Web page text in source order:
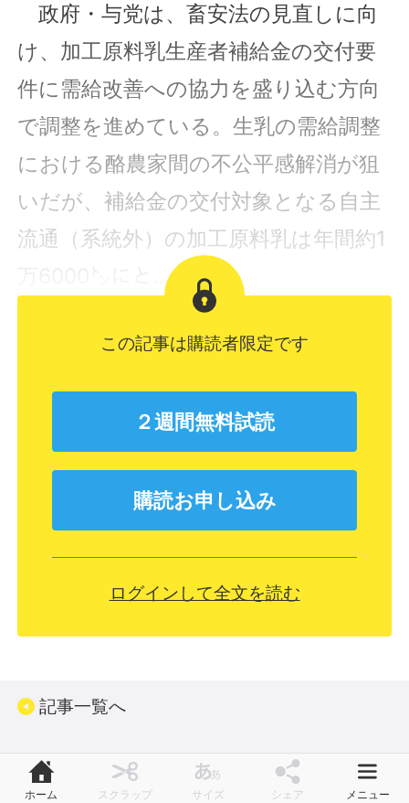
ホーム スクラップ サイズ シェア メニュー
政府・与党は、畜安法の見直しに向
け、加工原料乳生産者補給金の交付要
件に需給改善への協力を盛り込む方向
で調整を進めている。生乳の需給調整
における酪農家間の不公平感解消が狙
いだが、補給金の交付対象となる自主
流通（系統外）の加工原料乳は年間約1
万6000㌧にと...
この記事は購読者限定です
２週間無料試読
購読お申し込み
ログインして全文を読む
記事一覧へ